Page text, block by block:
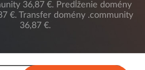
36,87 €. Predĺženie domény
€. Transfer domény .community
36,87 €.